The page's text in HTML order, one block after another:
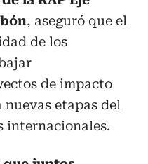
, aseguró que el
de los
de impacto
etapas del
internacionales.